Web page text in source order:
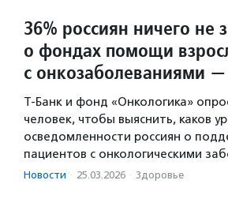
36% россиян ничего не
о фондах помощи
с онкозаболеваниями
Т-Банк и фонд «Онкологика»
человек, чтобы выяснить, каков
осведомленности россиян о
пациентов с онкологическими
Новости · 25.03.2026 · Здоровье